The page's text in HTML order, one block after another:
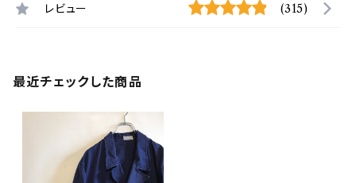
レビュー (315)
最近チェックした商品